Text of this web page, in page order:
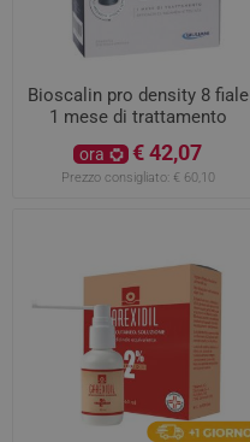
Bioscalin pro density 8 fiale
1 mese di trattamento
ora € 42,07
Prezzo consigliato: € 60,10